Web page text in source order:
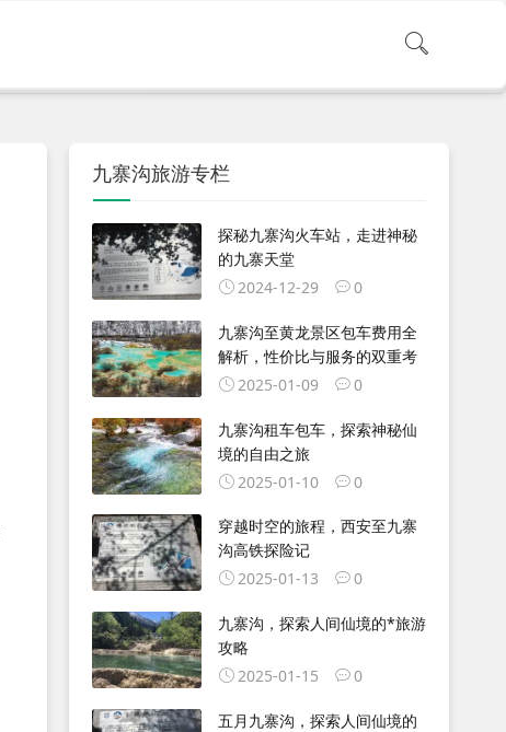
九寨沟旅游专栏
探秘九寨沟火车站，走进神秘
的九寨天堂
2024-12-29
0
九寨沟至黄龙景区包车费用全
解析，性价比与服务的双重考
2025-01-09
0
九寨沟租车包车，探索神秘仙
境的自由之旅
2025-01-10
0
穿越时空的旅程，西安至九寨
沟高铁探险记
2025-01-13
0
九寨沟，探索人间仙境的*旅游
攻略
2025-01-15
0
五月九寨沟，探索人间仙境的